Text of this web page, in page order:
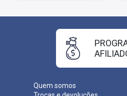
Quem somos